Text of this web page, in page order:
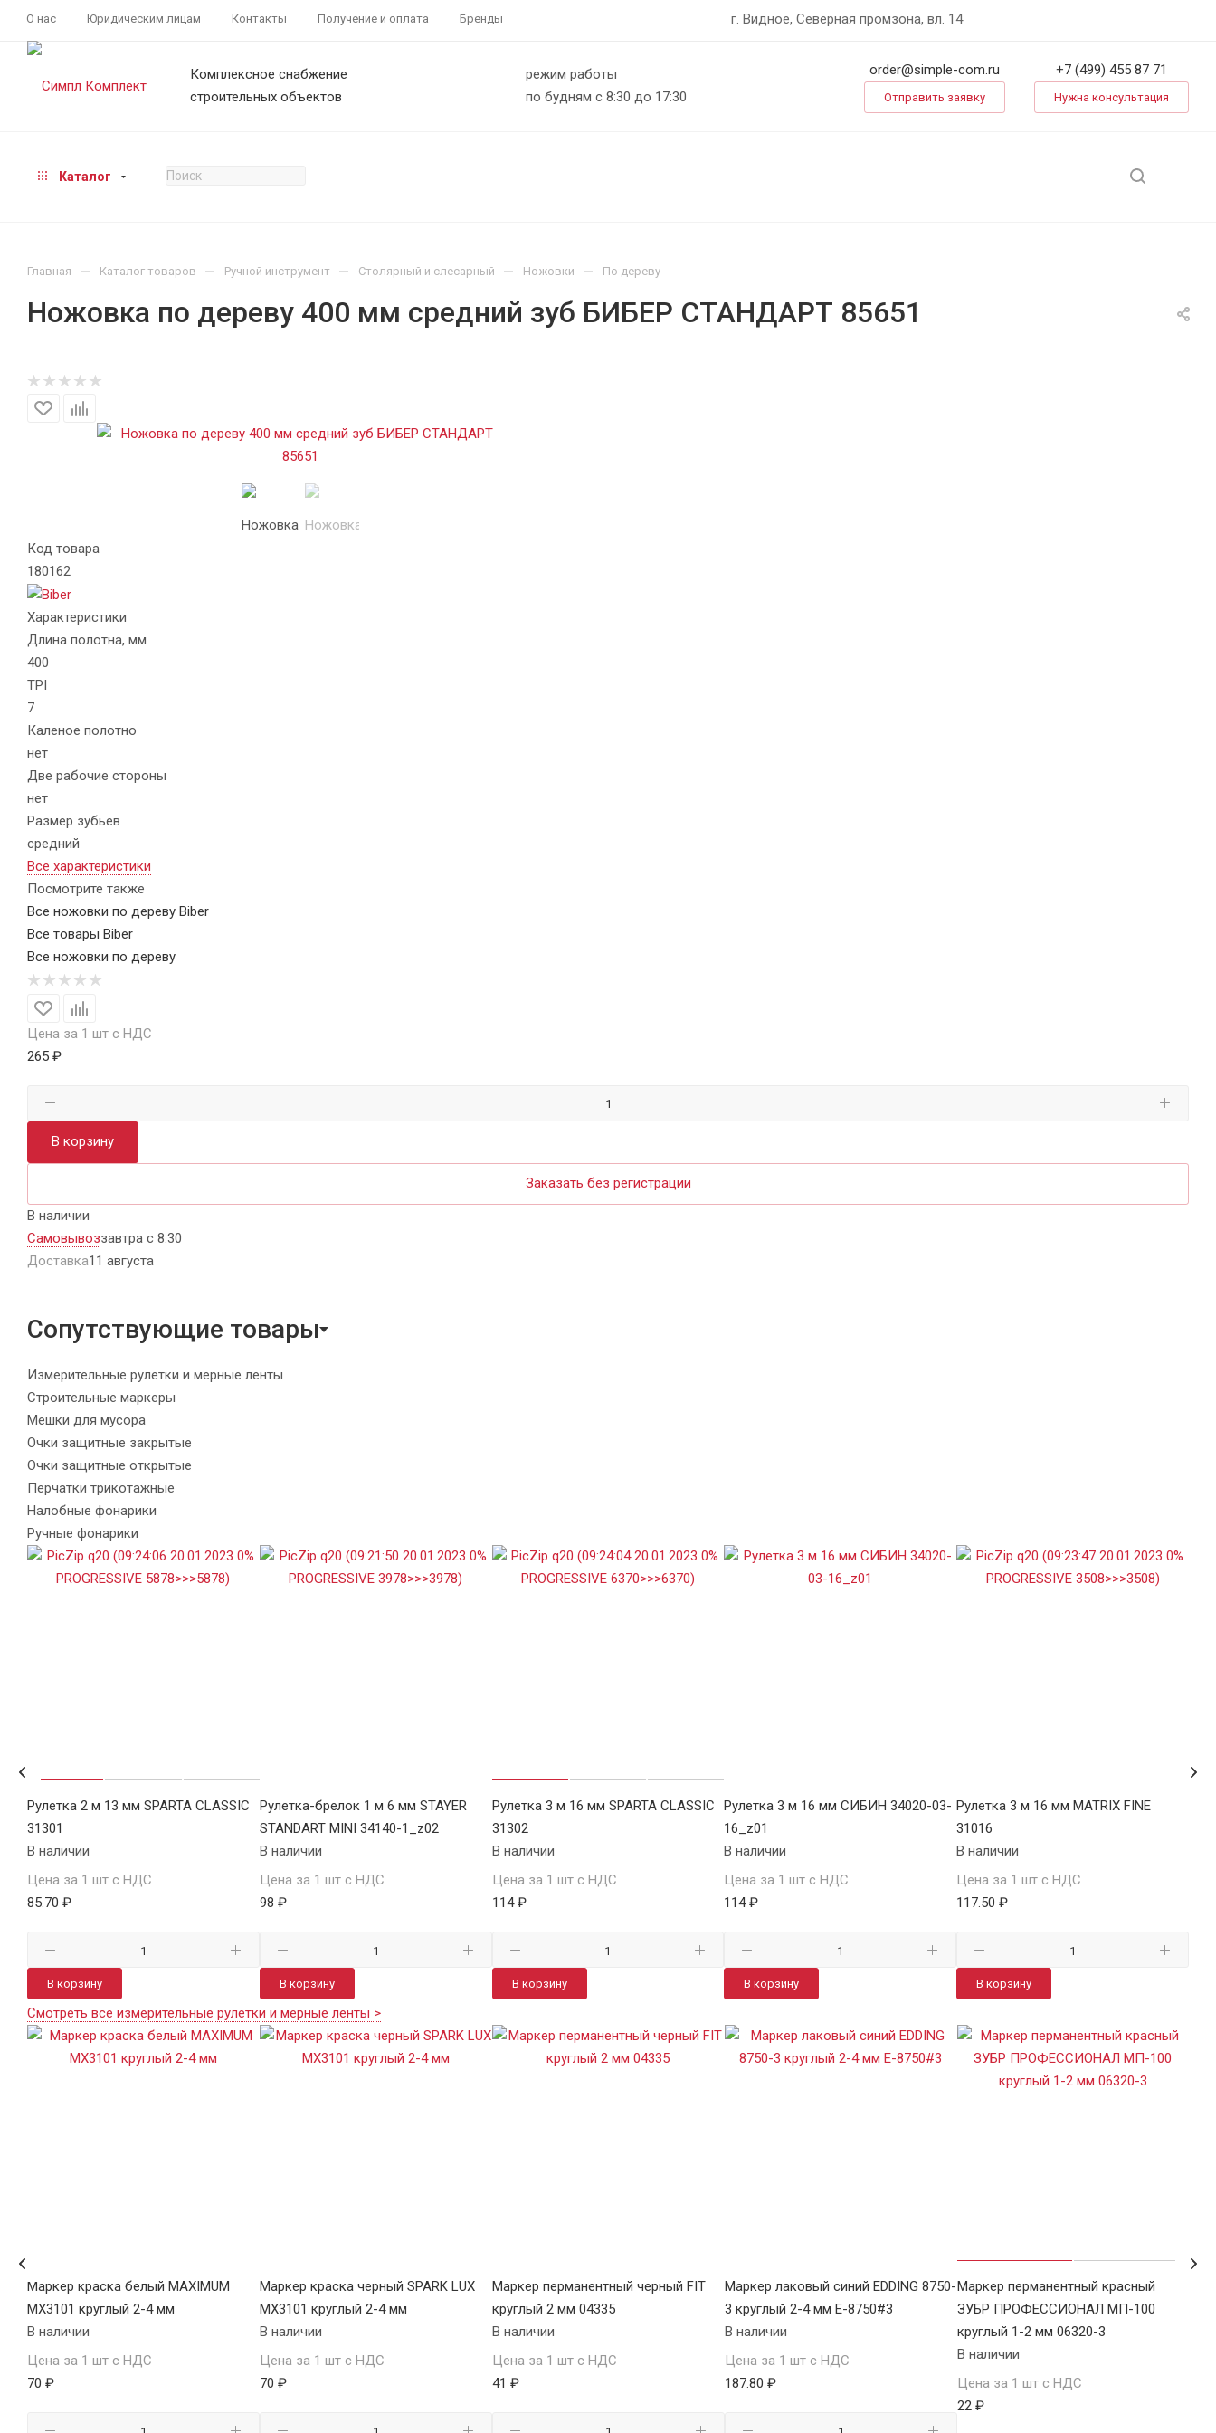
О нас Юридическим лицам Контакты Получение и оплата Бренды г. Видное, Северная промзона, вл. 14
Комплексное снабжение
строительных объектов
режим работы
по будням с 8:30 до 17:30
order@simple-com.ru
Отправить заявку
+7 (499) 455 87 71
Нужна консультация
Каталог
Главная — Каталог товаров — Ручной инструмент — Столярный и слесарный — Ножовки — По дереву
Ножовка по дереву 400 мм средний зуб БИБЕР СТАНДАРТ 85651
Код товара
180162
Характеристики
Длина полотна, мм
400
TPI
7
Каленое полотно
нет
Две рабочие стороны
нет
Размер зубьев
средний
Все характеристики
Посмотрите также
Все ножовки по дереву Biber
Все товары Biber
Все ножовки по дереву
Цена за 1 шт с НДС
265 ₽
В корзину
Заказать без регистрации
В наличии
Самовывоззавтра с 8:30
Доставка11 августа
Сопутствующие товары
Измерительные рулетки и мерные ленты
Строительные маркеры
Мешки для мусора
Очки защитные закрытые
Очки защитные открытые
Перчатки трикотажные
Налобные фонарики
Ручные фонарики
Рулетка 2 м 13 мм SPARTA CLASSIC
31301
В наличии
Цена за 1 шт с НДС
85.70 ₽
В корзину
Рулетка-брелок 1 м 6 мм STAYER
STANDART MINI 34140-1_z02
В наличии
Цена за 1 шт с НДС
98 ₽
В корзину
Рулетка 3 м 16 мм SPARTA CLASSIC
31302
В наличии
Цена за 1 шт с НДС
114 ₽
В корзину
Рулетка 3 м 16 мм СИБИН 34020-03-
16_z01
В наличии
Цена за 1 шт с НДС
114 ₽
В корзину
Рулетка 3 м 16 мм MATRIX FINE
31016
В наличии
Цена за 1 шт с НДС
117.50 ₽
В корзину
Смотреть все измерительные рулетки и мерные ленты >
Маркер краска белый MAXIMUM
MX3101 круглый 2-4 мм
В наличии
Цена за 1 шт с НДС
70 ₽
Маркер краска черный SPARK LUX
MX3101 круглый 2-4 мм
В наличии
Цена за 1 шт с НДС
70 ₽
Маркер перманентный черный FIT
круглый 2 мм 04335
В наличии
Цена за 1 шт с НДС
41 ₽
Маркер лаковый синий EDDING 8750-
3 круглый 2-4 мм E-8750#3
В наличии
Цена за 1 шт с НДС
187.80 ₽
Маркер перманентный красный
ЗУБР ПРОФЕССИОНАЛ МП-100
круглый 1-2 мм 06320-3
В наличии
Цена за 1 шт с НДС
22 ₽